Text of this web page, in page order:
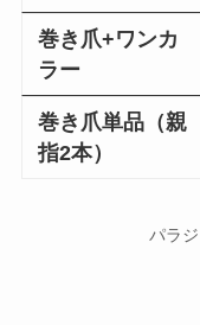
巻き爪+ワンカ
ラー
巻き爪単品（親
指2本）
パラジェル